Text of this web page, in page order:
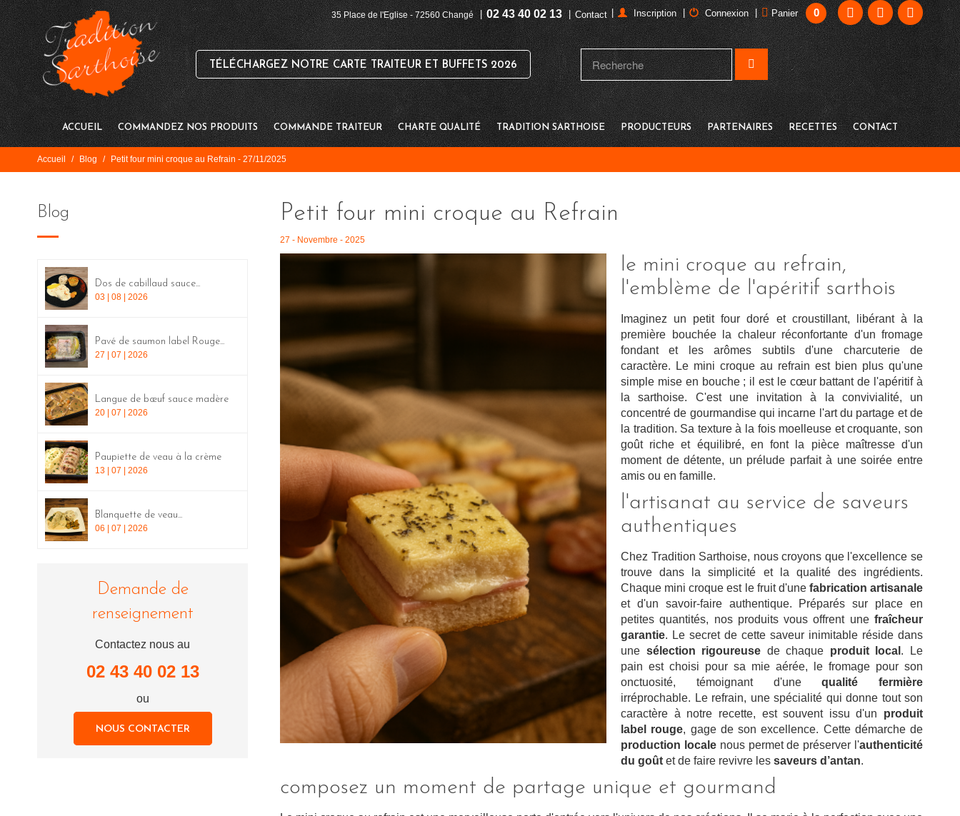
35 Place de l'Eglise - 72560 Changé | 02 43 40 02 13 | Contact | Inscription | Connexion | Panier 0
TÉLÉCHARGEZ NOTRE CARTE TRAITEUR ET BUFFETS 2026
ACCUEIL COMMANDEZ NOS PRODUITS COMMANDE TRAITEUR CHARTE QUALITÉ TRADITION SARTHOISE PRODUCTEURS PARTENAIRES RECETTES CONTACT
Accueil / Blog / Petit four mini croque au Refrain - 27/11/2025
Petit four mini croque au Refrain
27 - Novembre - 2025
le mini croque au refrain,
l'emblème de l'apéritif sarthois
Imaginez un petit four doré et croustillant, libérant à la
première bouchée la chaleur réconfortante d'un fromage
fondant et les arômes subtils d'une charcuterie de
caractère. Le mini croque au refrain est bien plus qu'une
simple mise en bouche ; il est le cœur battant de l'apéritif à
la sarthoise. C'est une invitation à la convivialité, un
concentré de gourmandise qui incarne l'art du partage et de
la tradition. Sa texture à la fois moelleuse et croquante, son
goût riche et équilibré, en font la pièce maîtresse d'un
moment de détente, un prélude parfait à une soirée entre
amis ou en famille.
l'artisanat au service de saveurs
authentiques
Chez Tradition Sarthoise, nous croyons que l'excellence se
trouve dans la simplicité et la qualité des ingrédients.
Chaque mini croque est le fruit d'une fabrication artisanale
et d'un savoir-faire authentique. Préparés sur place en
petites quantités, nos produits vous offrent une fraîcheur
garantie. Le secret de cette saveur inimitable réside dans
une sélection rigoureuse de chaque produit local . Le
pain est choisi pour sa mie aérée, le fromage pour son
onctuosité, témoignant d'unequalité fermière
irréprochable. Le refrain, une spécialité qui donne tout son
caractère à notre recette, est souvent issu d'un produit
label rouge, gage de son excellence. Cette démarche de
production localenous permet de préserver l'authenticité
du goût et de faire revivre les saveurs d’antan.
composez un moment de partage unique et gourmand
Blog
Dos de cabillaud sauce...
03 | 08 | 2026
Pavé de saumon label Rouge...
27 | 07 | 2026
Langue de bœuf sauce madère
20 | 07 | 2026
Paupiette de veau à la crème
13 | 07 | 2026
Blanquette de veau...
06 | 07 | 2026
Demande de
renseignement
Contactez nous au
02 43 40 02 13
ou
NOUS CONTACTER